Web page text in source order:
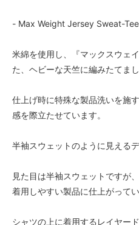
- Max Weight Jersey Sweat-
米綿を使用し、『マックスウェ
た、ヘビーな天竺に編みたてまし
仕上げ時に特殊な製品洗いを施
感を際立たせています。
半袖スウェットのように見える
見た目は半袖スウェットですが
着用しやすい製品に仕上がってい
シャツの上に着用するレイヤー